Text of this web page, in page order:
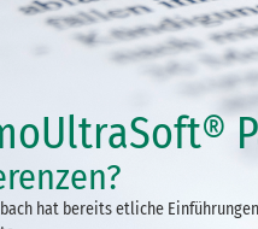
hat bereits etliche